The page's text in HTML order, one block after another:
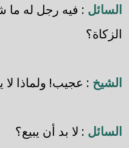
السائل : فيه رجل له ما
الزكاة؟
الشيخ : عجيب! ولماذا لا
السائل : لا بد أن يبيع؟